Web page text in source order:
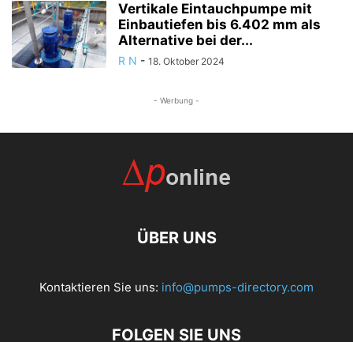
Vertikale Eintauchpumpe mit
Einbautiefen bis 6.402 mm als
Alternative bei der...
R N - 18. Oktober 2024
- Werbung -
ÜBER UNS
Kontaktieren Sie uns: info@pumps-directory.com
FOLGEN SIE UNS